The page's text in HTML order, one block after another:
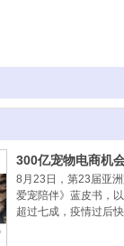
300亿宠物电商机
8月23日，第23届亚
爱宠陪伴》蓝皮书，
超过七成，疫情过后